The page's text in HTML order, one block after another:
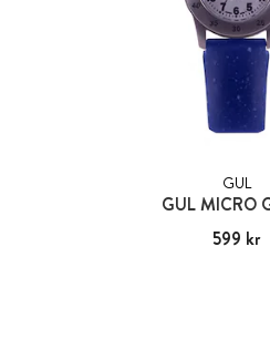
GUL
GUL MICRO
Pris:599 kr
599 kr